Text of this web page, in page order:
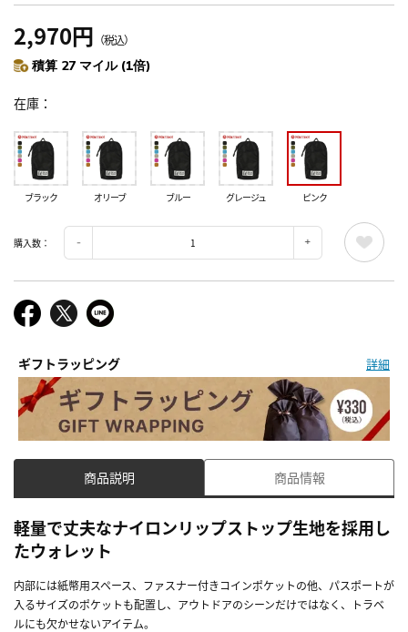
2,970円 （税込）
積算 27 マイル (1倍)
在庫
ブラック オリーブ ブルー グレージュ ピンク
購入数：
ギフトラッピング 詳細
商品説明 商品情報
軽量で丈夫なナイロンリップストップ生地を採用し
たウォレット
内部には紙幣用スペース、ファスナー付きコインポケットの他、パスポートが
入るサイズのポケットも配置し、アウトドアのシーンだけではなく、トラベ
ルにも欠かせないアイテム。